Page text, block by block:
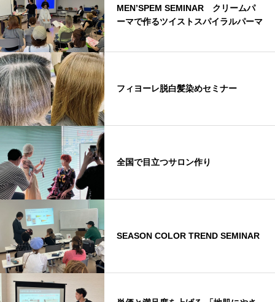
MEN’SPEM SEMINAR クリームパ
ーマで作るツイストスパイラルパーマ
フィヨーレ脱白髪染めセミナー
全国で目立つサロン作り
SEASON COLOR TREND SEMINAR